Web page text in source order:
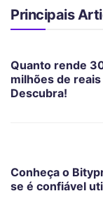
Principais
Quanto rende
milhões de
Descubra!
Conheça o
se é confiável